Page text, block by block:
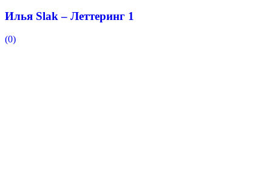
Илья Slak – Леттеринг 1
(0)